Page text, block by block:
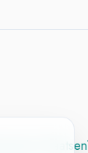
Vacature Plaatsen